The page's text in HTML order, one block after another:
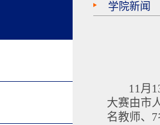
学院新闻
11月
大赛由市
名教师、